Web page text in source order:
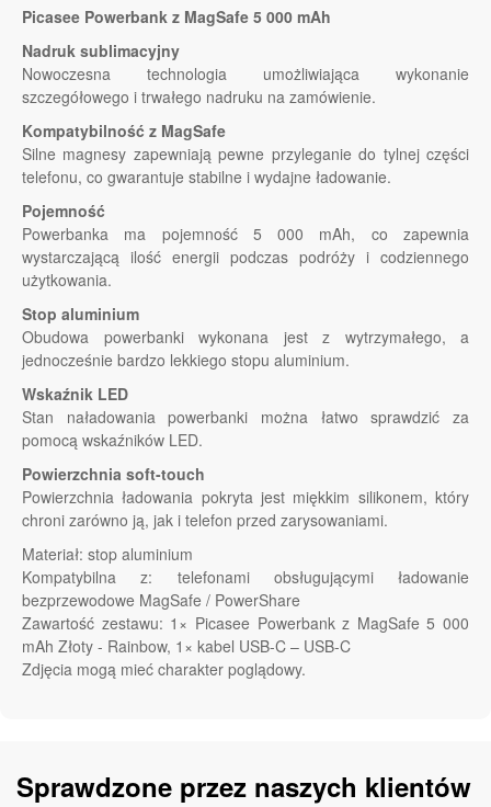
Picasee Powerbank z MagSafe 5 000 mAh
Nadruk sublimacyjny
Nowoczesna technologia umożliwiająca wykonanie
szczegółowego i trwałego nadruku na zamówienie.
Kompatybilność z MagSafe
Silne magnesy zapewniają pewne przyleganie do tylnej części
telefonu, co gwarantuje stabilne i wydajne ładowanie.
Pojemność
Powerbanka ma pojemność 5 000 mAh, co zapewnia
wystarczającą ilość energii podczas podróży i codziennego
użytkowania.
Stop aluminium
Obudowa powerbanki wykonana jest z wytrzymałego, a
jednocześnie bardzo lekkiego stopu aluminium.
Wskaźnik LED
Stan naładowania powerbanki można łatwo sprawdzić za
pomocą wskaźników LED.
Powierzchnia soft-touch
Powierzchnia ładowania pokryta jest miękkim silikonem, który
chroni zarówno ją, jak i telefon przed zarysowaniami.
Materiał: stop aluminium
Kompatybilna z: telefonami obsługującymi ładowanie
bezprzewodowe MagSafe / PowerShare
Zawartość zestawu: 1× Picasee Powerbank z MagSafe 5 000
mAh Złoty - Rainbow, 1× kabel USB-C – USB-C
Zdjęcia mogą mieć charakter poglądowy.
Sprawdzone przez naszych klientów